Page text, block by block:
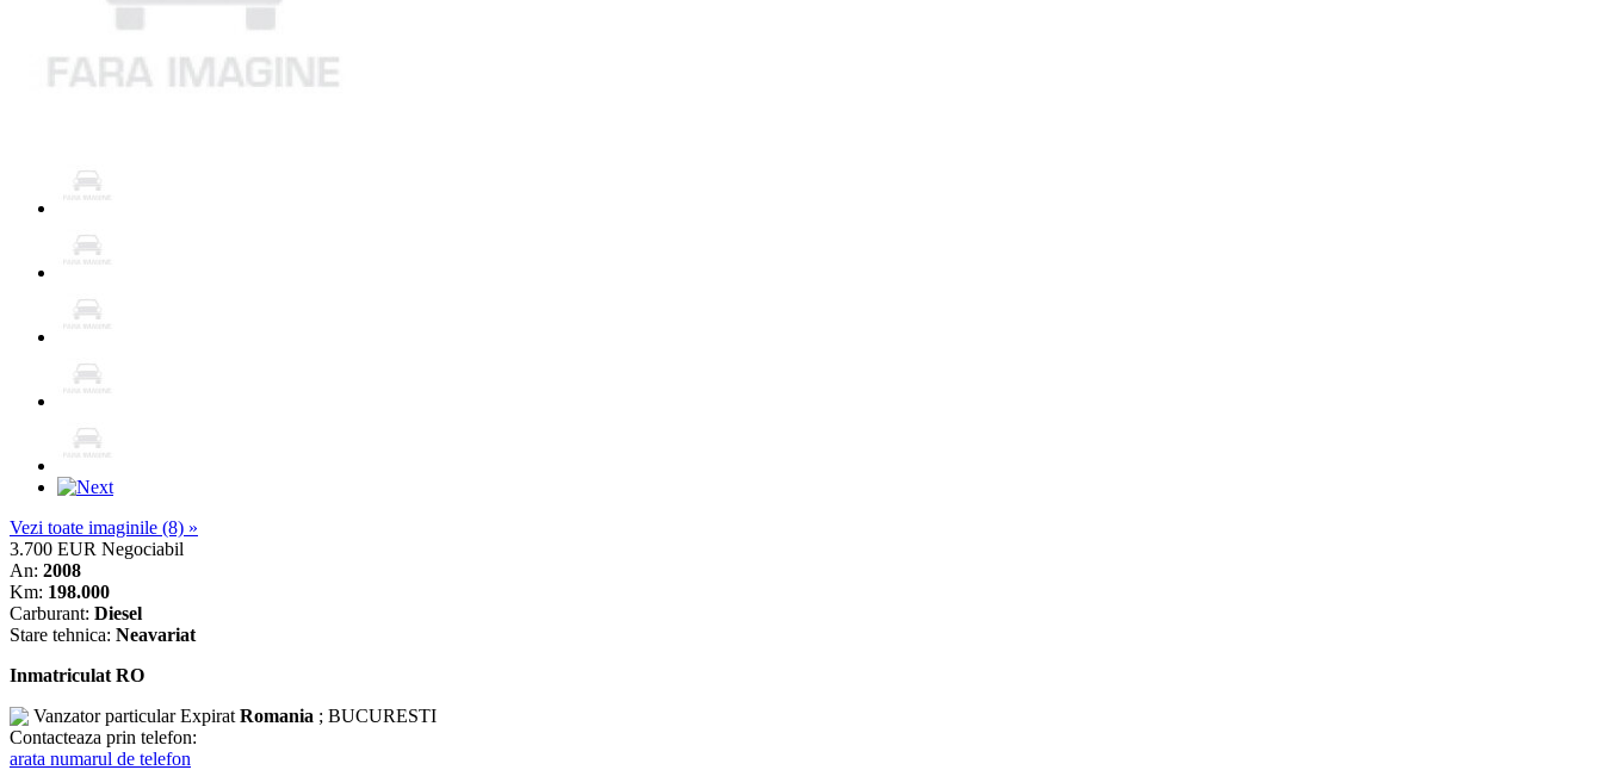
Vezi toate imaginile (8) »
3.700 EUR Negociabil
An: 2008
Km: 198.000
Carburant: Diesel
Stare tehnica: Neavariat
Inmatriculat RO
Vanzator particularExpirat Romania ; BUCURESTI
Contacteaza prin telefon:
arata numarul de telefon